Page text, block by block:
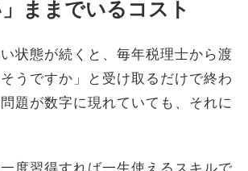
」ままでいるコスト
状態が続くと、毎年税理士から渡
うですか」と受け取るだけで終わ
題が数字に現れていても、それに